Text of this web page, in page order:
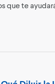
que te